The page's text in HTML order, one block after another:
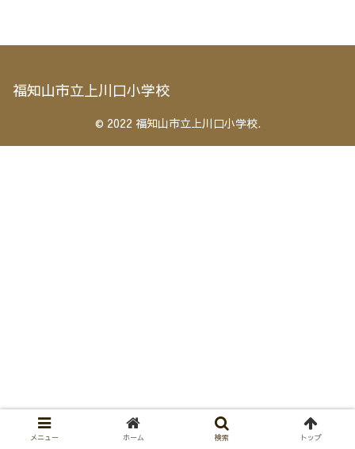
福知山市立上川口小学校
© 2022 福知山市立上川口小学校.
メニュー ホーム 検索 トップ